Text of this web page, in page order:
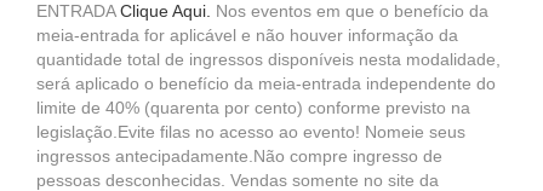
ENTRADAClique Aqui Nos eventos em que o benefício da
meia-entrada for aplicável e não houver informação da
quantidade total de ingressos disponíveis nesta modalidade,
será aplicado o benefício da meia-entrada independente do
limite de 40% (quarenta por cento) conforme previsto na
legislação.Evite filas no acesso ao evento! Nomeie seus
ingressos antecipadamente.Não compre ingresso de
pessoas desconhecidas. Vendas somente no site da